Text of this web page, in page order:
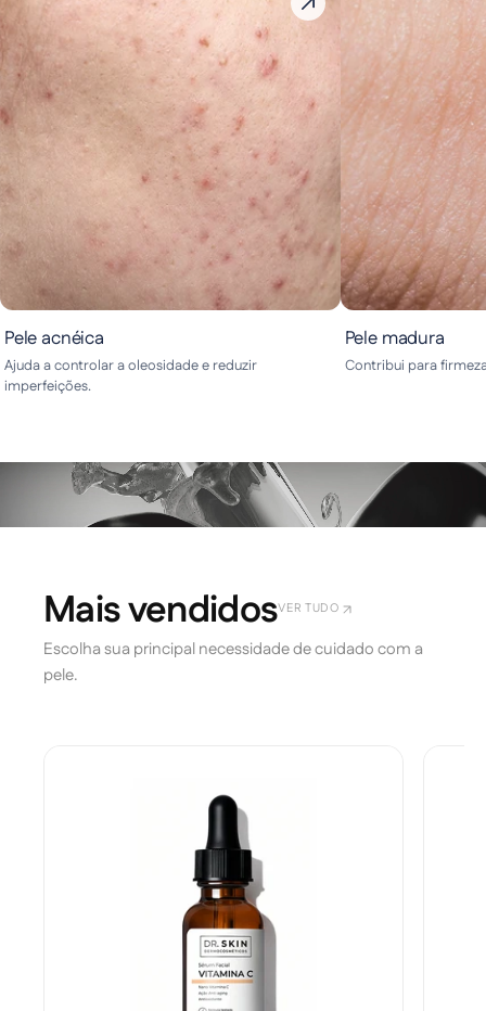
Pele acnéica
Ajuda a controlar a oleosidade e reduzir
imperfeições.
Pele madura
Contribui para
VER TUDO
Escolha sua principal necessidade de cuidado com a
pele.